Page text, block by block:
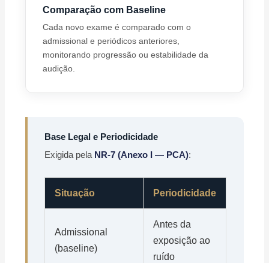
Comparação com Baseline
Cada novo exame é comparado com o
admissional e periódicos anteriores,
monitorando progressão ou estabilidade da
audição.
Base Legal e Periodicidade
Exigida pela NR-7 (Anexo I — PCA):
Situação Periodicidade
Admissional
(baseline)
Antes da
exposição ao
ruído